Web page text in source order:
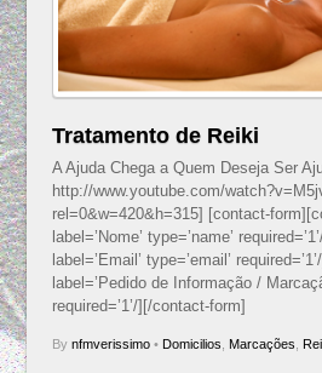
Tratamento de Reiki
A Ajuda Chega a Quem Deseja Ser
http://www.youtube.com/
rel=0&w=420&h=315] [contact-
label=’Nome’ type=’name’
label=’Email’ type=’email’
label=’Pedido de Informação /
required=’1’/][/contact-form]
By nfmverissimo• Domicilios Marcações